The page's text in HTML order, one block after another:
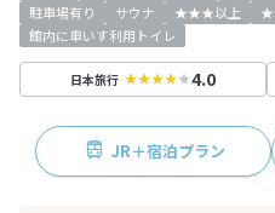
駐車場有り
サウナ ★★★以上
館内に車いす利用トイレ
日本旅行 4.0
JR＋宿泊プラン